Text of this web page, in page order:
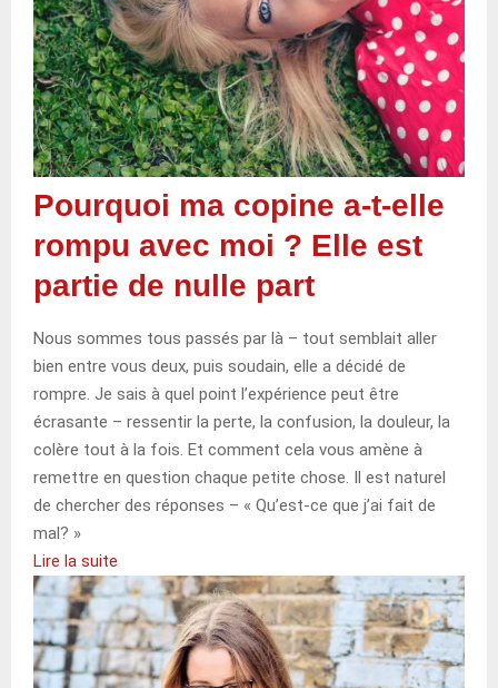
Pourquoi ma copine a-t-elle
rompu avec moi ? Elle est
partie de nulle part
Nous sommes tous passés par là – tout semblait aller
bien entre vous deux, puis soudain, elle a décidé de
rompre. Je sais à quel point l’expérience peut être
écrasante – ressentir la perte, la confusion, la douleur, la
colère tout à la fois. Et comment cela vous amène à
remettre en question chaque petite chose. Il est naturel
de chercher des réponses – « Qu’est-ce que j’ai fait de
mal? »
Lire la suite